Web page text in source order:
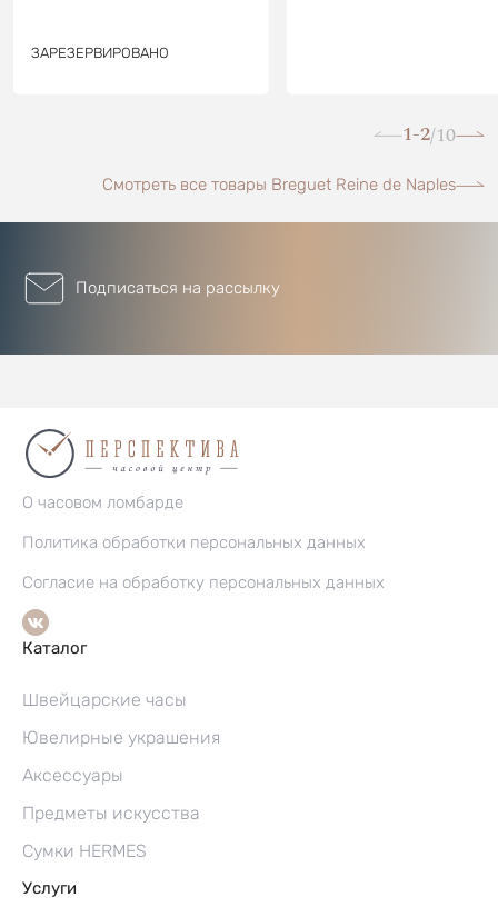
ЗАРЕЗЕРВИРОВАНО
1-2/10
Смотреть все товары Breguet Reine de Naples
Подписаться на рассылку
О часовом ломбарде
Политика обработки персональных данных
Согласие на обработку персональных данных
Каталог
Швейцарские часы
Ювелирные украшения
Аксессуары
Предметы искусства
Сумки HERMES
Услуги